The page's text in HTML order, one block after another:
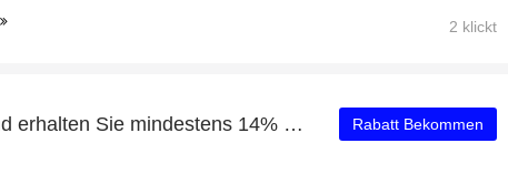
2 klickt
Geben Sie aus und erhalten Sie mindestens 14% Rabatt für Historisches Saisonkennzeichen für Motorräder Rabatt Bekommen